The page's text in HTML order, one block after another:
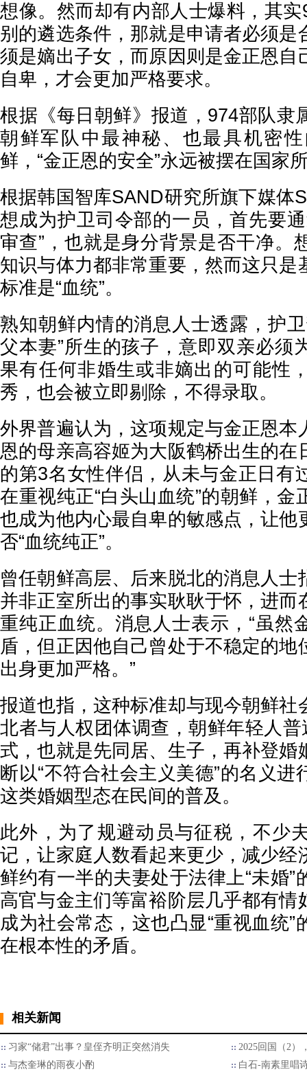
想像。然而却有内部人士爆料，其
别的遴选条件，那就是申请者必须是
须是嫡出子女，而原因则是金正恩自
自卑，才会更加严格要求。
根据《每日朝鲜》报道，974部队隶
朝鲜军队中最神秘、也最具机密
鲜，“金正恩的安全”永远被摆在国家
根据韩国智库SAND研究所旗下媒体
想成为护卫司令部的一员，首先要
审查”，也就是身分背景是否干净。
知识与体力都非常重要，然而这只是
标准是“血统”。
熟知朝鲜内情的消息人士透露，护
父本妻”所生的孩子，意即双亲必须
果有任何非婚生或非嫡出的可能性
秀，也会被立即剔除，不得录取。
外界普遍认为，这项规定与金正恩本
恩的母亲高容姬为大阪鹤桥出生的在
的第3名女性伴侣，从未与金正日有
在重视纯正“白头山血统”的朝鲜，金
也成为他内心最自卑的敏感点，让他
否“血统纯正”。
曾任朝鲜高层、后来脱北的消息人士
并非正室所出的事实耿耿于怀，进而
重纯正血统。消息人士表示，“虽然
盾，但正因他自己曾处于不稳定的地
出身更加严格。”
报道也指，这种标准却与现今朝鲜社
北者与人权团体调查，朝鲜年轻人普
式，也就是先同居、生子，再补登婚
断以“不符合社会主义美德”的名义进
这类婚姻型态在民间的普及。
此外，为了规避动员与征税，不少
记，让家庭人数看起来更少，减少经
鲜约有一半的夫妻处于法律上“未婚”
高官与金主们等富裕阶层几乎都有情
成为社会常态，这也凸显“重视血统”
在根本性的矛盾。
相关新闻
习家“储君”出事？皇侄齐明正突然消失
2025回国（2）
与杰奎琳的雨夜小酌
白石-南素里唱